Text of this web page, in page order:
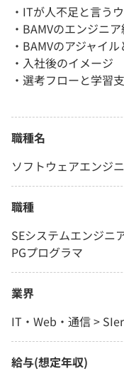
・ITが人不足と言う
・BAMVのエンジニ
・BAMVのアジャイ
・入社後のイメージ
・選考フローと学習
職種名
ソフトウェアエンジ
職種
SEシステムエンジニ
PGプログラマ
業界
IT・Web・通信 >
給与(想定年収)